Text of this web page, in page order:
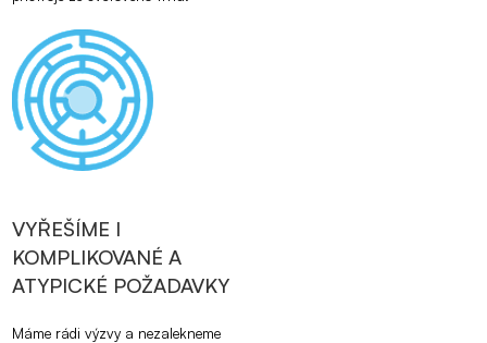
VYŘEŠÍME I
KOMPLIKOVANÉ A
ATYPICKÉ POŽADAVKY
Máme rádi výzvy a nezalekneme